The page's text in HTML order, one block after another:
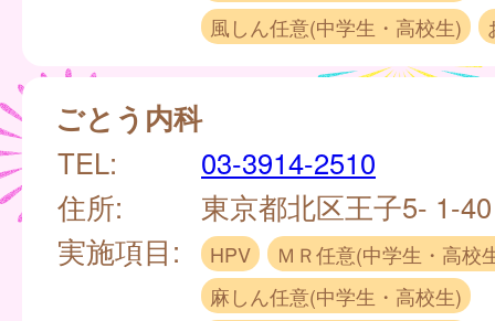
風しん任意(中学生・高校生)
ごとう内科
TEL:
03-3914-2510
住所:
東京都北区王子5- 1-
実施項目:
HPV
ＭＲ任意(中学生・高校
麻しん任意(中学生・高校生)